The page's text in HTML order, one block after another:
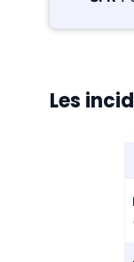
Les